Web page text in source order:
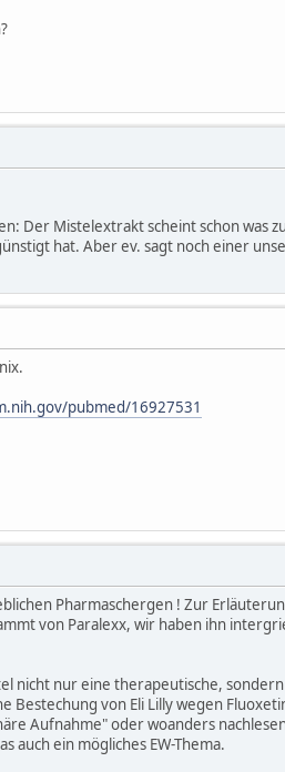
Der Mistelextrakt scheint schon was
hat. Aber ev. sagt noch einer
pubmed/16927531
Pharmaschergen ! Zur
von Paralexx, wir haben ihn
nicht nur eine therapeutische,
Bestechung von Eli Lilly wegen
Aufnahme" oder woanders
auch ein mögliches EW-Thema.